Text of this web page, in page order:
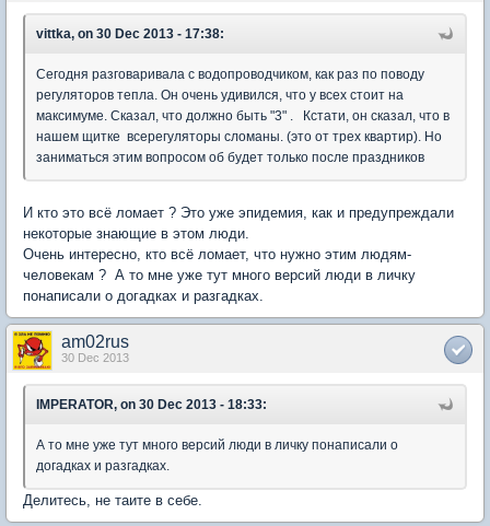
vittka, on 30 Dec 2013 - 17:38:
Сегодня разговаривала с водопроводчиком, как раз по поводу
регуляторов тепла. Он очень удивился, что у всех стоит на
максимуме. Сказал, что должно быть "3" . Кстати, он сказал, что в
нашем щитке всерегуляторы сломаны. (это от трех квартир). Но
заниматься этим вопросом об будет только после праздников
И кто это всё ломает ? Это уже эпидемия, как и предупреждали
некоторые знающие в этом люди.
Очень интересно, кто всё ломает, что нужно этим людям-
человекам ? А то мне уже тут много версий люди в личку
понаписали о догадках и разгадках.
am02rus
30 Dec 2013
IMPERATOR, on 30 Dec 2013 - 18:33:
А то мне уже тут много версий люди в личку понаписали о
догадках и разгадках.
Делитесь, не таите в себе.